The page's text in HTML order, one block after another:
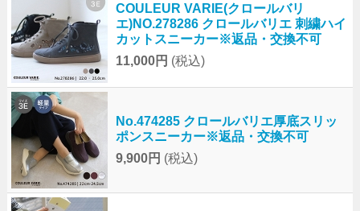
COULEUR VARIE(クロールバリ
エ)NO.278286 クロールバリエ 刺繍ハイ
カットスニーカー※返品・交換不可
11,000円 (税込)
No.474285 クロールバリエ厚底スリッ
ポンスニーカー※返品・交換不可
9,900円 (税込)